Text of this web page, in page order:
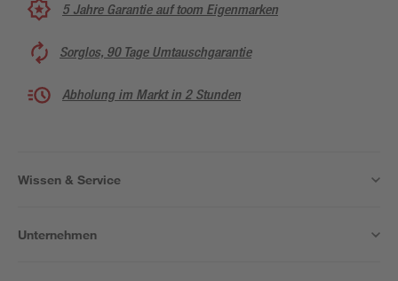
5 Jahre Garantie auf toom Eigenmarken
Sorglos, 90 Tage Umtauschgarantie
Abholung im Markt in 2 Stunden
Wissen & Service
Unternehmen